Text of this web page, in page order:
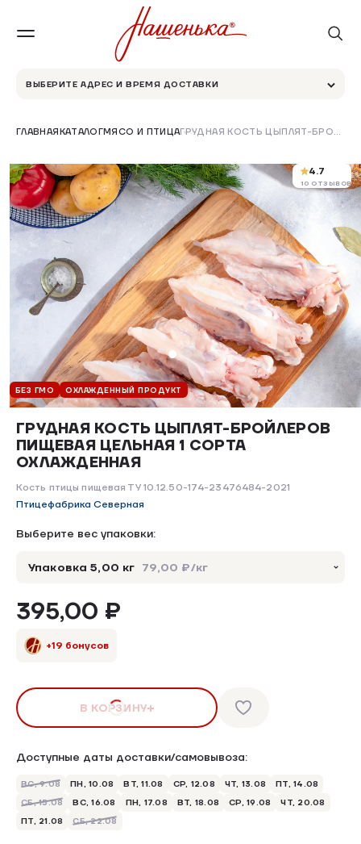
ВЫБЕРИТЕ АДРЕС И ВРЕМЯ ДОСТАВКИ
ГЛАВНАЯКАТАЛОГМЯСО И ПТИЦА ГРУДНАЯ КОСТЬ ЦЫПЛЯТ-БРОЙЛЕРОВ ПИЩЕВАЯ ЦЕЛЬНАЯ 1 СОРТА ОХЛАЖДЕННАЯ
4.7
10 ОТЗЫВОВ
БЕЗ ГМО ОХЛАЖДЕННЫЙ ПРОДУКТ
ГРУДНАЯ КОСТЬ ЦЫПЛЯТ-БРОЙЛЕРОВ
ПИЩЕВАЯ ЦЕЛЬНАЯ 1 СОРТА
ОХЛАЖДЕННАЯ
Кость птицы пищевая ТУ 10.12.50-174-23476484-2021
Птицефабрика Северная
Доступные даты доставки/самовывоза:
ВС, 9.08 ПН, 10.08 ВТ, 11.08 СР, 12.08 ЧТ, 13.08
ПТ, 14.08
СБ, 15.08
ВС, 16.08 ПН, 17.08 ВТ, 18.08 СР, 19.08
ЧТ, 20.08
ПТ, 21.08
СБ, 22.08
Выберите вес упаковки:
Упаковка 5,00 кг 79,00 ₽/кг
395,00 ₽
+19 бонусов
В КОРЗИНУ